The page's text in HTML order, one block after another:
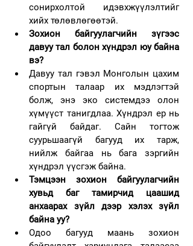
сонирхолтой идэвхжүүлэлтийг
хийх төлөвлөгөөтэй.
Зохион байгуулагчийн зүгээс
давуу тал болон хүндрэл юу байна
вэ?
Давуу тал гэвэл Монголын цахим
спортын талаар их мэдлэгтэй
болж, энэ эко системдээ олон
хүмүүст танигдлаа. Хүндрэл ер нь
гайгүй байдаг. Сайн тогтож
суурьшаагүй багууд их тарж,
нийлж байгаа нь бага зэргийн
хүндрэл үүсгэж байна.
Тэмцээн зохион байгуулагчийн
хувьд баг тамирчид цаашид
анхаарах зүйл дээр хэлэх зүйл
байна уу?
Одоо багууд маань зохион